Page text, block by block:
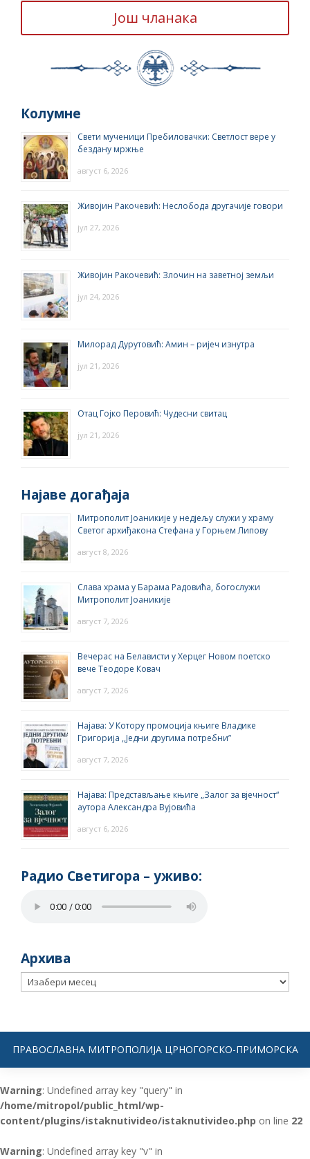
Још чланака
Колумне
Свети мученици Пребиловачки: Светлост вере у
бездану мржње
август 6, 2026
Живојин Ракочевић: Неслобода другачије говори
јул 27, 2026
Живојин Ракочевић: Злочин на заветној земљи
јул 24, 2026
Милорад Дурутовић: Амин – ријеч изнутра
јул 21, 2026
Отац Гојко Перовић: Чудесни свитац
јул 21, 2026
Најаве догађаја
Митрополит Јоаникије у недјељу служи у храму
Светог архиђакона Стефана у Горњем Липову
август 8, 2026
Слава храма у Барама Радовића, богослужи
Митрополит Јоаникије
август 7, 2026
Вечерас на Белависти у Херцег Новом поетско
вече Теодоре Ковач
август 7, 2026
Најава: У Котору промоција књиге Владике
Григорија ,,Једни другима потребни”
август 7, 2026
Најава: Представљање књиге „Залог за вјечност“
аутора Александра Вујовића
август 6, 2026
Радио Светигора – yживо:
Архива
Архива
ПРАВОСЛАВНА МИТРОПОЛИЈА ЦРНОГОРСКО-ПРИМОРСКА
Warning: Undefined array key "query" in
/home/mitropol/public_html/wp-
content/plugins/istaknutivideo/istaknutivideo.php on line 22
Warning: Undefined array key "v" in